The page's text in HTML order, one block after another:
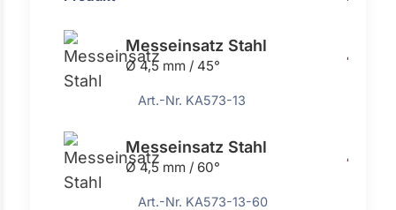
Messeinsatz Stahl
Ø 4,5 mm / 45°
4,73 €
Art.-Nr. KA573-13
Messeinsatz Stahl
Ø 4,5 mm / 60°
4,73 €
Art.-Nr. KA573-13-60